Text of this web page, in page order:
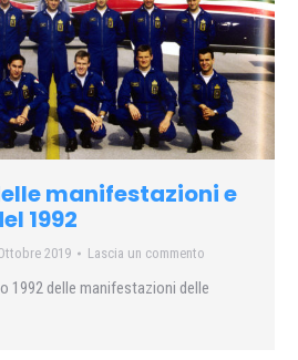
manifestazioni e
1992
2019 Lascia un commento
1992 delle manifestazioni delle